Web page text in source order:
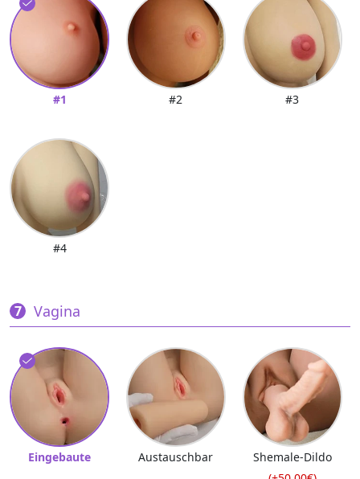
#1 #2 #3
#4
Vagina
Eingebaute Austauschbar
Shemale-Dildo